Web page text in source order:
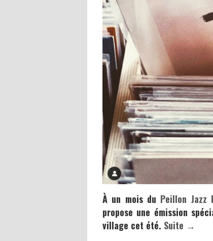
À un mois du Peillon Jazz
propose une émission
village cet été. Suite →